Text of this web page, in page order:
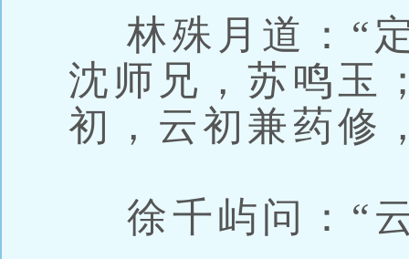
林殊月道：“
沈师兄，苏鸣玉
初，云初兼药修
徐千屿问：“